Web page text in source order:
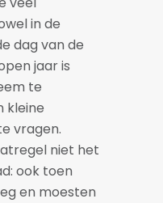
in de
dag van de
jaar is
te
kleine
vragen.
niet het
ook toen
en moesten